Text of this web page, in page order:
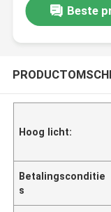
Beste
Hoog licht:
Betalingsconditie
s